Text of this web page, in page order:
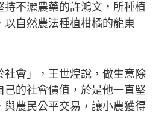
持不灑農藥的許鴻文，所種植
以自然農法種植柑橘的龍東
社會」，王世煌說，做生意除
己的社會價值，於是他一直堅
與農民公平交易，讓小農獲得